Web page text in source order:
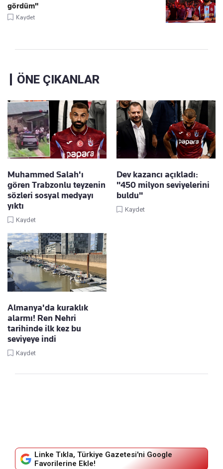
gördüm"
Kaydet
ÖNE ÇIKANLAR
Muhammed Salah'ı
gören Trabzonlu teyzenin
sözleri sosyal medyayı
yıktı
Kaydet
Dev kazancı açıkladı:
"450 milyon seviyelerini
buldu"
Kaydet
Almanya'da kuraklık
alarmı! Ren Nehri
tarihinde ilk kez bu
seviyeye indi
Kaydet
Linke Tıkla, Türkiye Gazetesi'ni Google
Favorilerine Ekle!